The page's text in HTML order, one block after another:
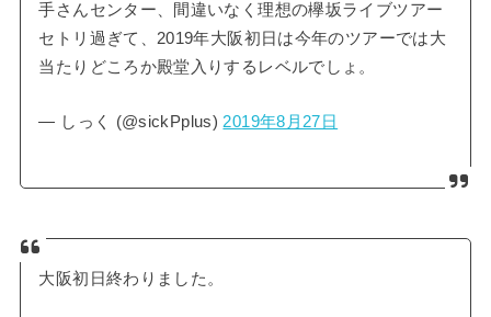
手さんセンター、間違いなく理想の欅坂ライブツアー
セトリ過ぎて、2019年大阪初日は今年のツアーでは大
当たりどころか殿堂入りするレベルでしょ。
— しっく (@sickPplus) 2019年8月27日
大阪初日終わりました。